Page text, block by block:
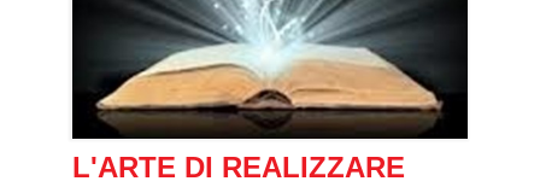
L'ARTE DI REALIZZARE